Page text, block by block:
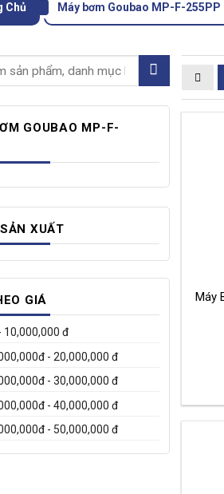
Chủ Máy bơm Goubao MP-F-255PP
GOUBAO MP-F-
XUẤT
GIÁ
10,000,000 đ
- 20,000,000 đ
- 30,000,000 đ
- 40,000,000 đ
- 50,000,000 đ
Máy